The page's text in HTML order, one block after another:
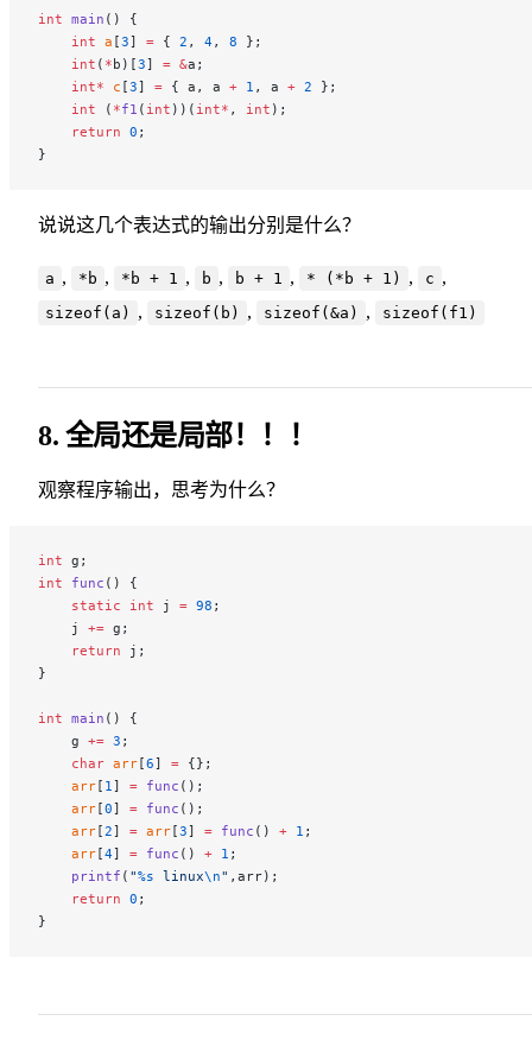
int main () {
    int
a [3] = { 2 , 4, 8 };
    int
( *b)[3] = &a;
    int*
c [3] = { a, a + 1 , a + 2 };
    int
( *f1 ( int ))( int* , int );
    return
0 ;
}
说说这几个表达式的输出分别是什么？
a , *b , *b + 1 , b , b + 1 , * (*b + 1) , c ,
sizeof(a) , sizeof(b) , sizeof(&a) , sizeof(f1)
8. 全局还是局部！！！
观察程序输出，思考为什么？
int g;
int func () {
    static
int j = 98 ;
    j
+= g;
    return
j;
}
int main () {
    g
+= 3 ;
    char
arr[6] = {};
    arr
[ 1 ] = func ();
    arr
[0] = func ();
    arr
[2] = arr[3] = func () + 1 ;
    arr
[4] = func () + 1 ;
    printf
( "%s linux\n" ,arr);
    return
0 ;
}